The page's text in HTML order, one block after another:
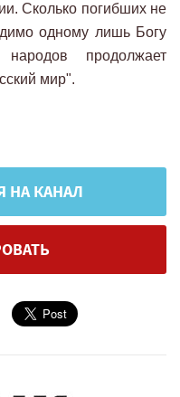
Сколько погибших не
одному лишь Богу
народов продолжает
мир".
НА КАНАЛ